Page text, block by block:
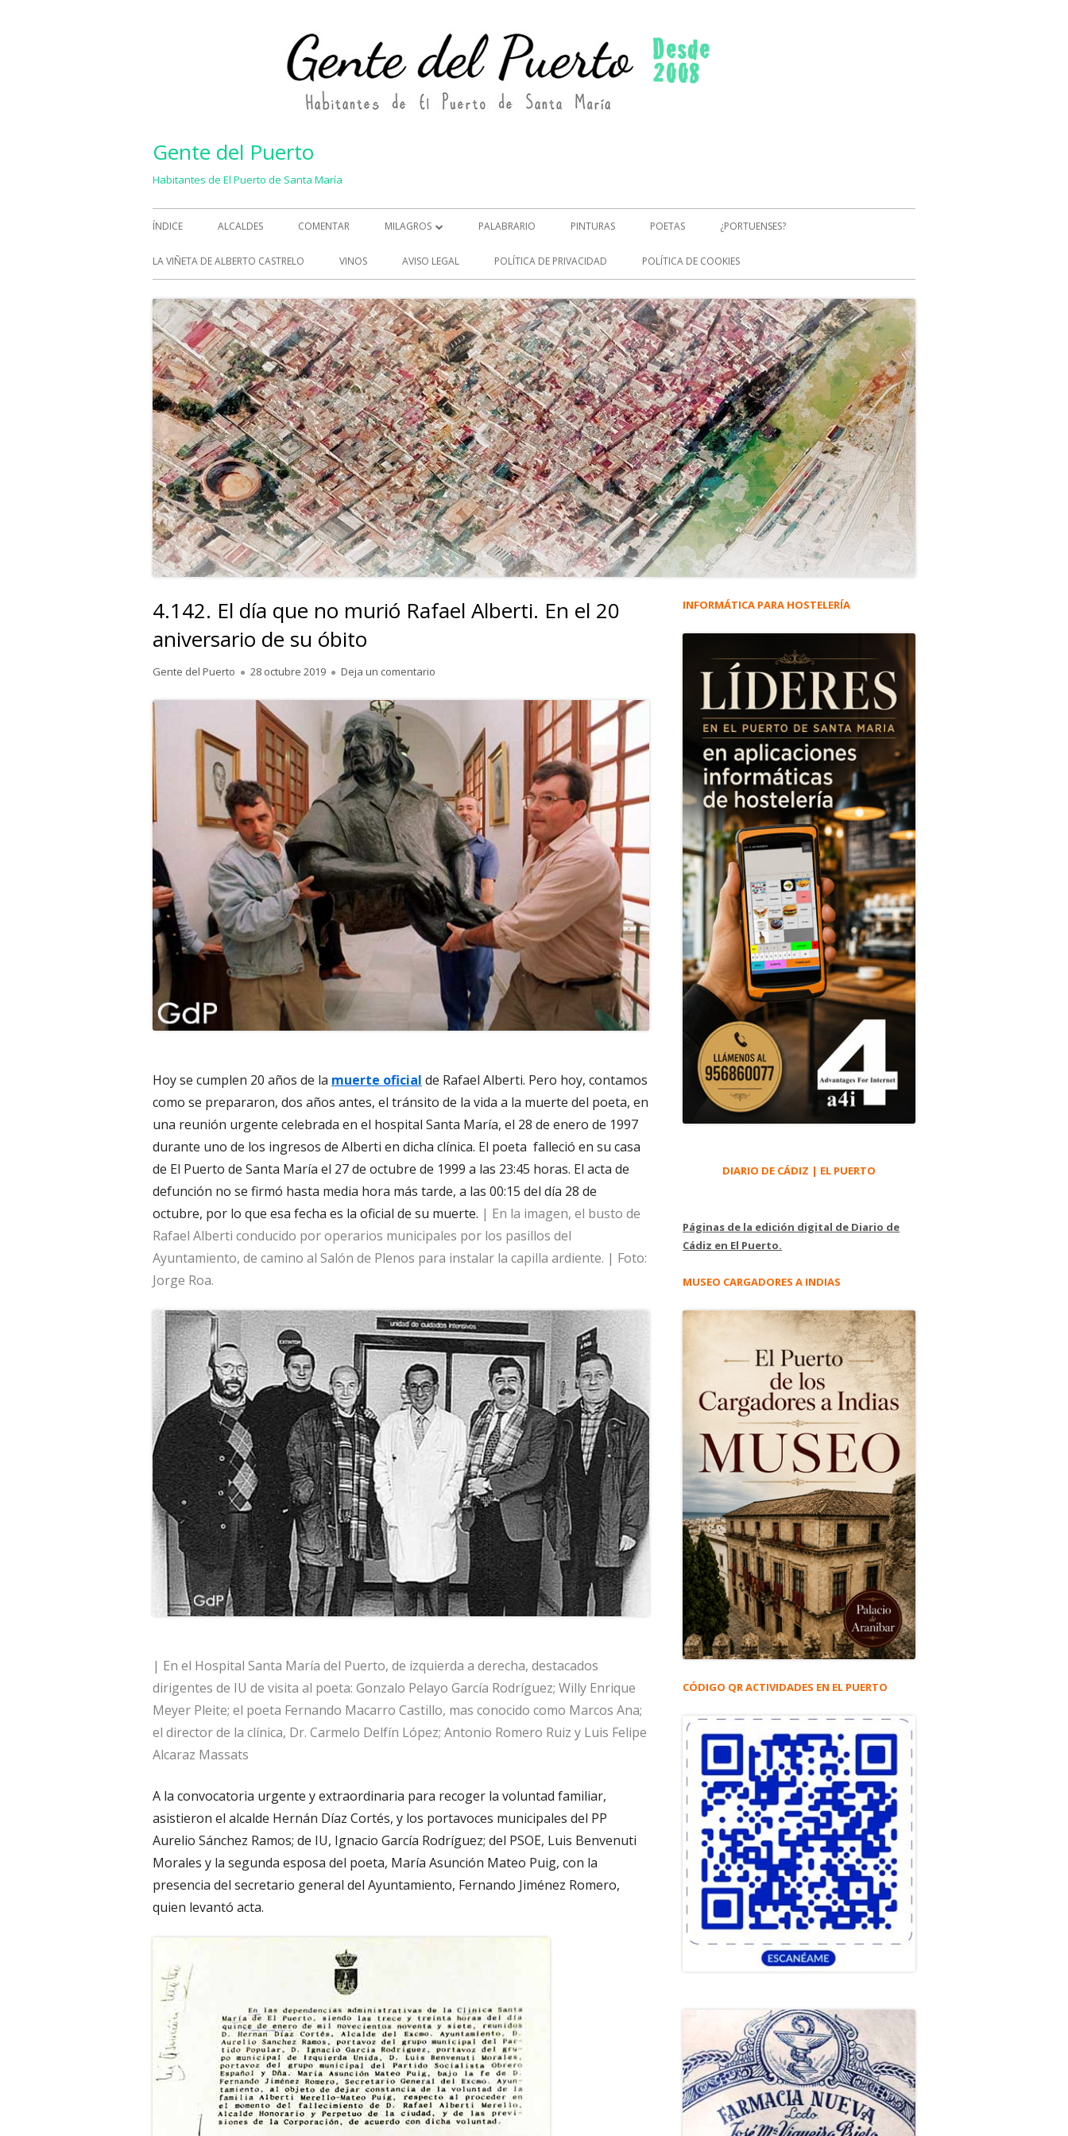
Gente del Puerto
Habitantes de El Puerto de Santa María
Menú
principal
ÍNDICE ALCALDES COMENTAR MILAGROS
MILAGROS (2)
PALABRARIO PINTURAS POETAS ¿PORTUENSES?
LA VIÑETA DE ALBERTO CASTRELO VINOS AVISO LEGAL POLÍTICA DE PRIVACIDAD POLÍTICA DE COOKIES
4.142. El día que no murió Rafael Alberti. En el 20
aniversario de su óbito
Autor
Gente del Puerto
Publicado
28 octubre 2019 Deja un comentario para 4.142. El día que no murió Rafael Alberti. En el 20 aniversario de su óbito
Hoy se cumplen 20 años de la muerte oficial de Rafael Alberti. Pero hoy, contamos
como se prepararon, dos años antes, el tránsito de la vida a la muerte del poeta, en
una reunión urgente celebrada en el hospital Santa María, el 28 de enero de 1997
durante uno de los ingresos de Alberti en dicha clínica. El poeta falleció en su casa
de El Puerto de Santa María el 27 de octubre de 1999 a las 23:45 horas. El acta de
defunción no se firmó hasta media hora más tarde, a las 00:15 del día 28 de
octubre, por lo que esa fecha es la oficial de su muerte. | En la imagen, el busto de
Rafael Alberti conducido por operarios municipales por los pasillos del
Ayuntamiento, de camino al Salón de Plenos para instalar la capilla ardiente. | Foto:
Jorge Roa.
| En el Hospital Santa María del Puerto, de izquierda a derecha, destacados
dirigentes de IU de visita al poeta: Gonzalo Pelayo García Rodríguez; Willy Enrique
Meyer Pleite; el poeta Fernando Macarro Castillo, mas conocido como Marcos Ana;
el director de la clínica, Dr. Carmelo Delfín López; Antonio Romero Ruiz y Luis Felipe
Alcaraz Massats
A la convocatoria urgente y extraordinaria para recoger la voluntad familiar,
asistieron el alcalde Hernán Díaz Cortés, y los portavoces municipales del PP
Aurelio Sánchez Ramos; de IU, Ignacio García Rodríguez; del PSOE, Luis Benvenuti
Morales y la segunda esposa del poeta, María Asunción Mateo Puig, con la
presencia del secretario general del Ayuntamiento, Fernando Jiménez Romero,
quien levantó acta.
Barra
principal
INFORMÁTICA PARA HOSTELERÍA
DIARIO DE CÁDIZ | EL PUERTO
Páginas de la edición digital de Diario de
Cádiz en El Puerto.
MUSEO CARGADORES A INDIAS
CÓDIGO QR ACTIVIDADES EN EL PUERTO